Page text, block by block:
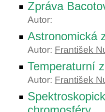
Zpráva
Autor:
Astronomická
Autor: František
Temperaturní
Autor: František